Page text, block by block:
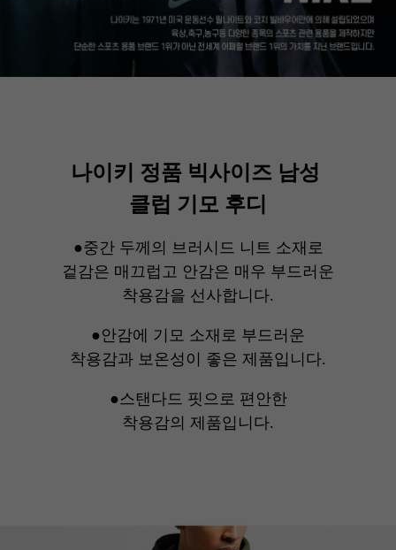
나이키 정품 빅사이즈 남성
클럽 기모 후디
●중간 두께의 브러시드 니트 소재로
겉감은 매끄럽고 안감은 매우 부드러운
착용감을 선사합니다.
●안감에 기모 소재로 부드러운
착용감과 보온성이 좋은 제품입니다.
●스탠다드 핏으로 편안한
착용감의 제품입니다.